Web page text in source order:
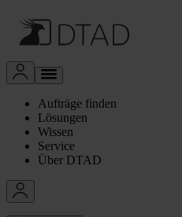
Aufträge finden
Lösungen
Wissen
Service
Über DTAD